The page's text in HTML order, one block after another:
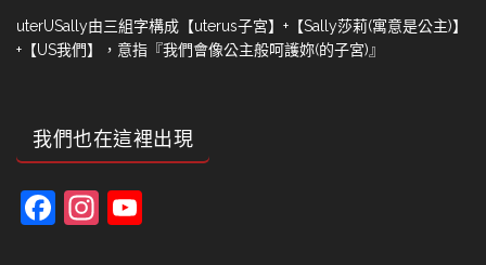
uterUSally由三組字構成【uterus子宮】+【Sally莎莉(寓意是公主)】
+【US我們】，意指『我們會像公主般呵護妳(的子宮)』
我們也在這裡出現
Facebook
Instagram